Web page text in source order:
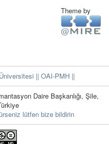
Theme by
|| OAI-PMH ||
Daire Başkanlığı, Şile,
lütfen bize bildirin